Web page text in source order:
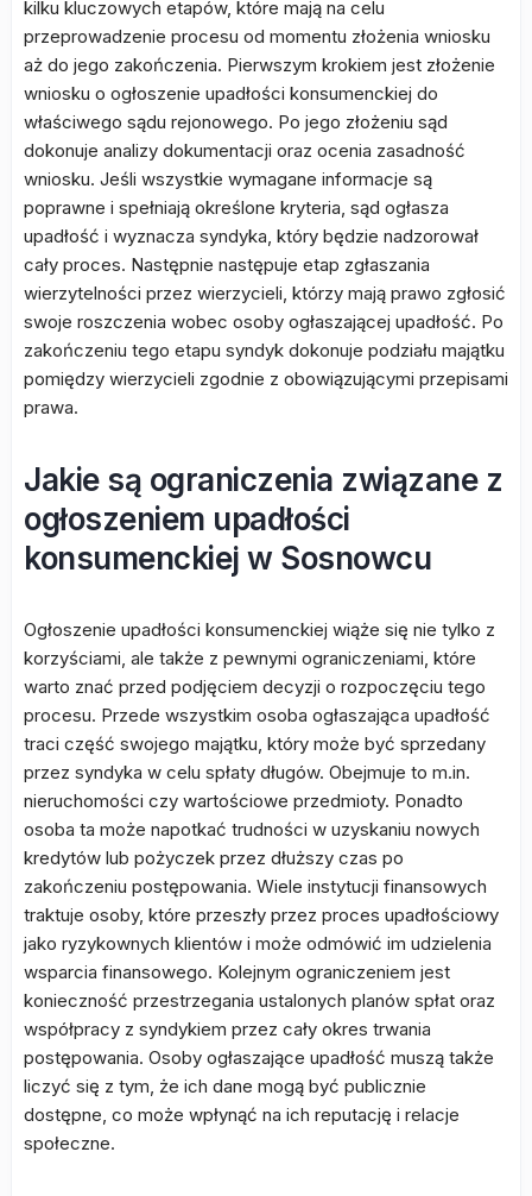
kilku kluczowych etapów, które mają na celu
przeprowadzenie procesu od momentu złożenia wniosku
aż do jego zakończenia. Pierwszym krokiem jest złożenie
wniosku o ogłoszenie upadłości konsumenckiej do
właściwego sądu rejonowego. Po jego złożeniu sąd
dokonuje analizy dokumentacji oraz ocenia zasadność
wniosku. Jeśli wszystkie wymagane informacje są
poprawne i spełniają określone kryteria, sąd ogłasza
upadłość i wyznacza syndyka, który będzie nadzorował
cały proces. Następnie następuje etap zgłaszania
wierzytelności przez wierzycieli, którzy mają prawo zgłosić
swoje roszczenia wobec osoby ogłaszającej upadłość. Po
zakończeniu tego etapu syndyk dokonuje podziału majątku
pomiędzy wierzycieli zgodnie z obowiązującymi przepisami
prawa.
Jakie są ograniczenia związane z
ogłoszeniem upadłości
konsumenckiej w Sosnowcu
Ogłoszenie upadłości konsumenckiej wiąże się nie tylko z
korzyściami, ale także z pewnymi ograniczeniami, które
warto znać przed podjęciem decyzji o rozpoczęciu tego
procesu. Przede wszystkim osoba ogłaszająca upadłość
traci część swojego majątku, który może być sprzedany
przez syndyka w celu spłaty długów. Obejmuje to m.in.
nieruchomości czy wartościowe przedmioty. Ponadto
osoba ta może napotkać trudności w uzyskaniu nowych
kredytów lub pożyczek przez dłuższy czas po
zakończeniu postępowania. Wiele instytucji finansowych
traktuje osoby, które przeszły przez proces upadłościowy
jako ryzykownych klientów i może odmówić im udzielenia
wsparcia finansowego. Kolejnym ograniczeniem jest
konieczność przestrzegania ustalonych planów spłat oraz
współpracy z syndykiem przez cały okres trwania
postępowania. Osoby ogłaszające upadłość muszą także
liczyć się z tym, że ich dane mogą być publicznie
dostępne, co może wpłynąć na ich reputację i relacje
społeczne.